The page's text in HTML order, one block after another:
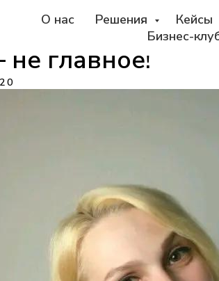
О нас Решения Кейсы
Бизнес-
главное!